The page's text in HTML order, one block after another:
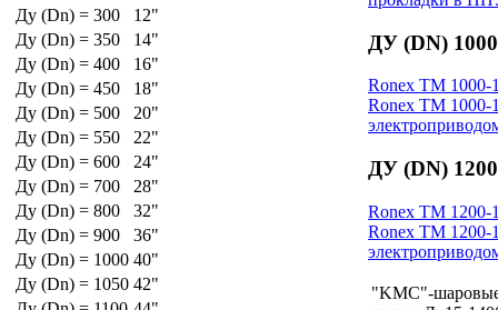
Ду (Dn) = 300
12"
Ду (Dn) = 350
14"
Ду (Dn) = 400
16"
Ду (Dn) = 450
18"
Ду (Dn) = 500
20"
Ду (Dn) = 550
22"
Ду (Dn) = 600
24"
Ду (Dn) = 700
28"
Ду (Dn) = 800
32"
Ду (Dn) = 900
36"
Ду (Dn) = 1000 40"
Ду (Dn) = 1050 42"
ДУ (DN) 1000
Ronex ТM 1000-
Ronex ТM 1000-
ДУ (DN) 1200
Ronex ТM 1200-
Ronex ТM 1200-
"KMC"-